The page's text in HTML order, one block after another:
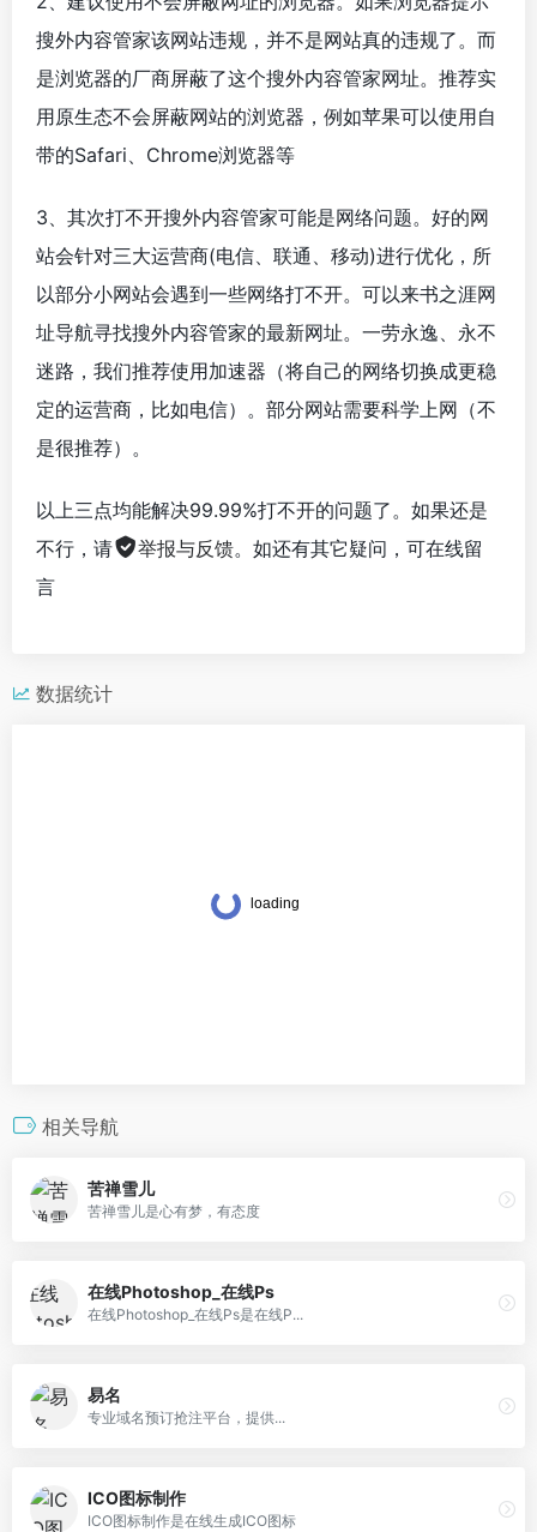
搜外内容管家该网站违规，并不是网站真的违规了。而
是浏览器的厂商屏蔽了这个搜外内容管家网址。推荐实
用原生态不会屏蔽网站的浏览器，例如苹果可以使用自
带的Safari、Chrome浏览器等
3、其次打不开搜外内容管家可能是网络问题。好的网
站会针对三大运营商(电信、联通、移动)进行优化，所
以部分小网站会遇到一些网络打不开。可以来书之涯网
址导航寻找搜外内容管家的最新网址。一劳永逸、永不
迷路，我们推荐使用加速器（将自己的网络切换成更稳
定的运营商，比如电信）。部分网站需要科学上网（不
是很推荐）。
以上三点均能解决99.99%打不开的问题了。如果还是
不行，请
举报与反馈。如还有其它疑问，可在线留
言
数据统计
相关导航
苦禅雪儿
苦禅雪儿是心有梦，有态度
在线Photoshop_在线Ps
在线Photoshop_在线Ps是在线P...
易名
专业域名预订抢注平台，提供...
ICO图标制作
ICO图标制作是在线生成ICO图标